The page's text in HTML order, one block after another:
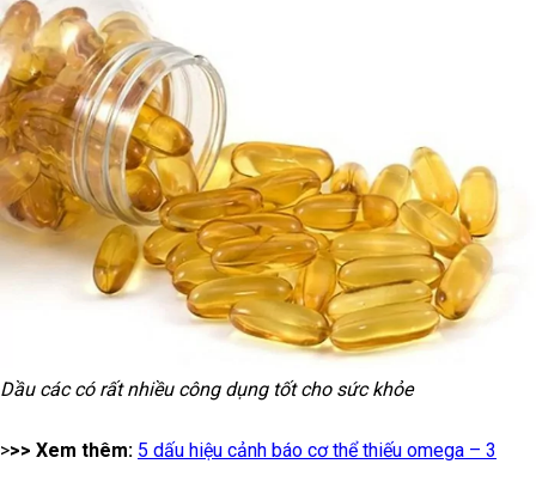
Dầu các có rất nhiều công dụng tốt cho sức khỏe
>>> Xem thêm: 5 dấu hiệu cảnh báo cơ thể thiếu omega – 3